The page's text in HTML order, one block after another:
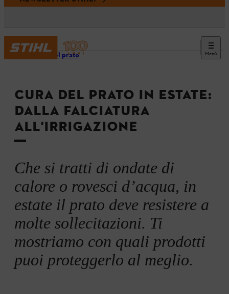
Menù
Cura del prato
CURA DEL PRATO IN ESTATE:
DALLA FALCIATURA
ALL'IRRIGAZIONE
Che si tratti di ondate di
calore o rovesci d’acqua, in
estate il prato deve resistere a
molte sollecitazioni. Ti
mostriamo con quali prodotti
puoi proteggerlo al meglio.